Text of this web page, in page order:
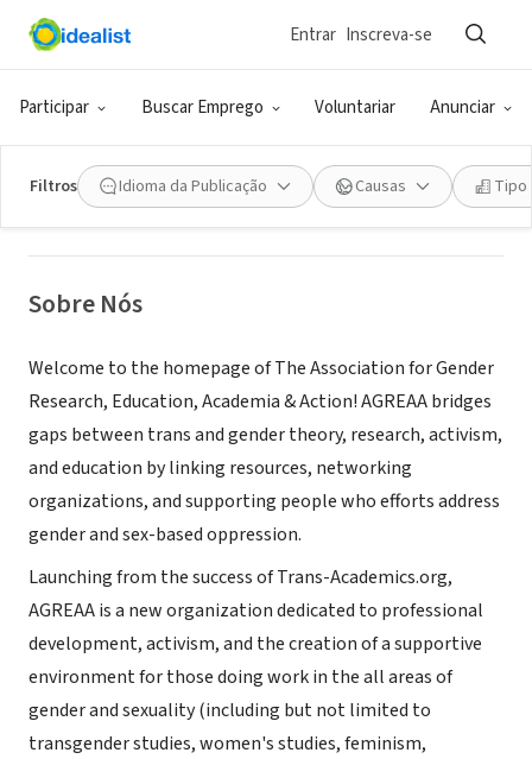
Participar Buscar Emprego Voluntariar Anunciar
Entrar Inscreva-se
Filtros Idioma da Publicação Causas Tipo
ONG (SETOR SOCIAL)
The Association for Gender
Research, Education, Academia &
Action
Sobre Nós
Welcome to the homepage of The Association for Gender
Research, Education, Academia & Action! AGREAA bridges
gaps between trans and gender theory, research, activism,
and education by linking resources, networking
organizations, and supporting people who efforts address
gender and sex-based oppression.
Launching from the success of Trans-Academics.org,
AGREAA is a new organization dedicated to professional
development, activism, and the creation of a supportive
environment for those doing work in the all areas of
gender and sexuality (including but not limited to
transgender studies, women's studies, feminism,